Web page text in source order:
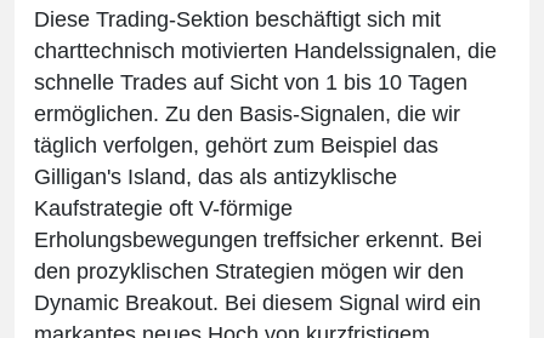
Diese Trading-Sektion beschäftigt sich mit
charttechnisch motivierten Handelssignalen, die
schnelle Trades auf Sicht von 1 bis 10 Tagen
ermöglichen. Zu den Basis-Signalen, die wir
täglich verfolgen, gehört zum Beispiel das
Gilligan's Island, das als antizyklische
Kaufstrategie oft V-förmige
Erholungsbewegungen treffsicher erkennt. Bei
den prozyklischen Strategien mögen wir den
Dynamic Breakout. Bei diesem Signal wird ein